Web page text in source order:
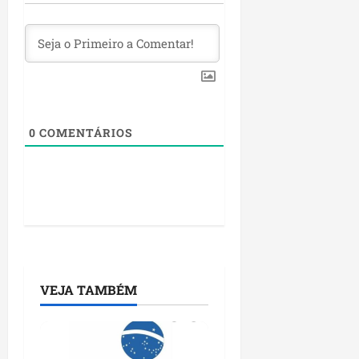
0 COMENTÁRIOS
VEJA TAMBÉM